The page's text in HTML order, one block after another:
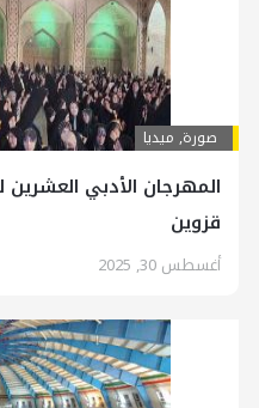
صورة, ميديا
المهرجان الأدبي
قزوين
أغسطس 30, 2025